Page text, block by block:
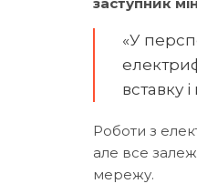
«У
вставку
Роботи з
але все
мережу.